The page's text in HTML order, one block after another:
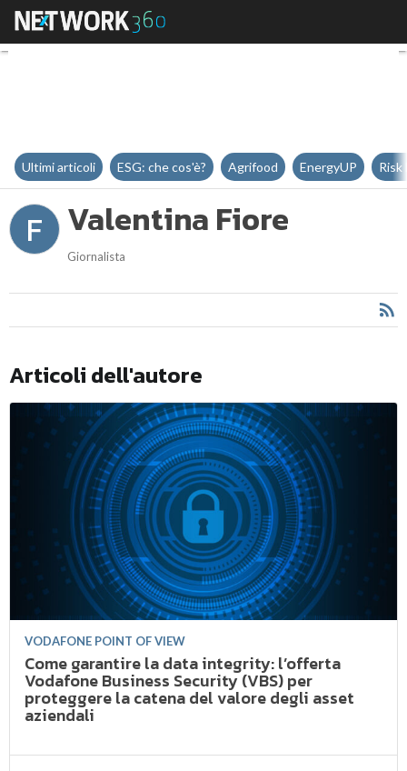
Valentina Fiore
Ultimi articoli ESG: che cos'è? Agrifood EnergyUP Risk
F Valentina Fiore
Giornalista
Articoli dell'autore
VODAFONE POINT OF VIEW
Come garantire la data integrity: l’offerta
Vodafone Business Security (VBS) per
proteggere la catena del valore degli asset
aziendali